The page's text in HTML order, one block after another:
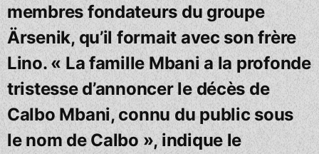
membres fondateurs du groupe
Ärsenik, qu’il formait avec son frère
Lino. « La famille Mbani a la profonde
tristesse d’annoncer le décès de
Calbo Mbani, connu du public sous
le nom de Calbo », indique le